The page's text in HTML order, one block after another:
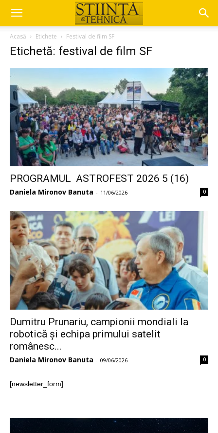
Acasă Etichete Festival de film SF
Etichetă: festival de film SF
PROGRAMUL ASTROFEST 2026 5 (16)
Daniela Mironov Banuta - 11/06/2026 0
Dumitru Prunariu, campionii mondiali la
robotică și echipa primului satelit
românesc...
Daniela Mironov Banuta - 09/06/2026 0
[newsletter_form]